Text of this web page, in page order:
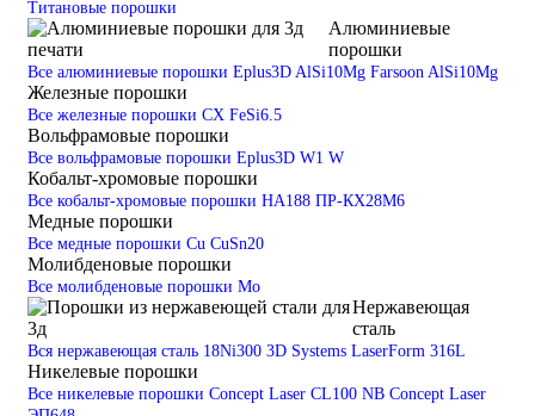
Титановые порошки
Алюминиевые
порошки
Все алюминиевые порошки Eplus3D AlSi10Mg Farsoon AlSi10Mg
Железные порошки
Все железные порошки CX FeSi6.5
Вольфрамовые порошки
Все вольфрамовые порошки Eplus3D W1 W
Кобальт-хромовые порошки
Все кобальт-хромовые порошки HA188 ПР-КХ28М6
Медные порошки
Все медные порошки Cu CuSn20
Молибденовые порошки
Все молибденовые порошки Mo
Нержавеющая
сталь
Вся нержавеющая сталь 18Ni300 3D Systems LaserForm 316L
Никелевые порошки
Все никелевые порошки Concept Laser CL100 NB Concept Laser